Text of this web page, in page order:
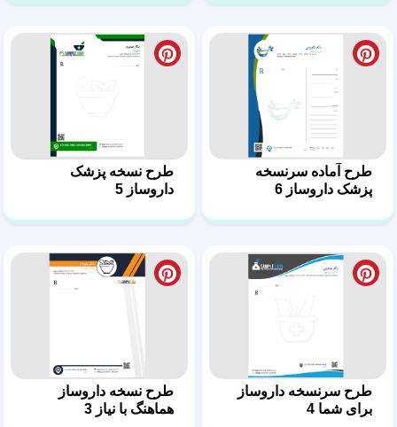
طرح سرنسخه داروساز
برای شما 4
طرح نسخه داروساز
هماهنگ با نیاز 3
آماده 2
داروساز|حرفه‌ای و شیک
1